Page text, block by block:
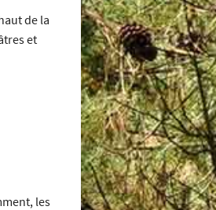
de la
et
les